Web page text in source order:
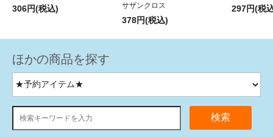
306円(税込)
サザンクロス
378円(税込)
297円(税
ほかの商品を探す
検索